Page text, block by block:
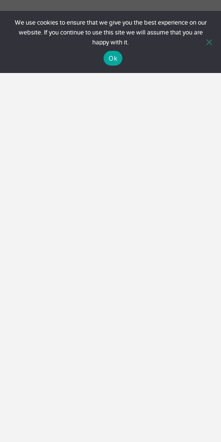
We use cookies to ensure that we give you the best experience on our
website. If you continue to use this site we will assume that you are
happy with it.
Ok